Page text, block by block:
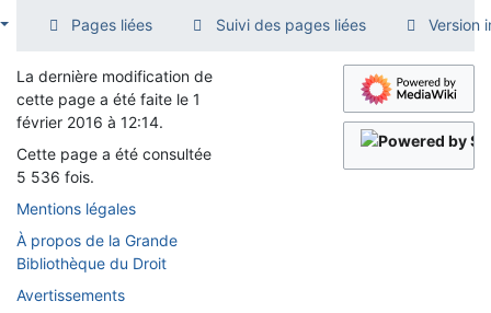
Pages liées Suivi des pages liées Version
La dernière modification de
cette page a été faite le 1
février 2016 à 12:14.
Cette page a été consultée
5 536 fois.
Mentions légales
À propos de la Grande
Bibliothèque du Droit
Avertissements